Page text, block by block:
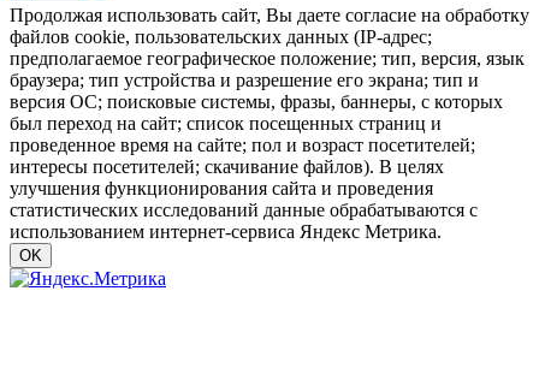
Продолжая использовать сайт, Вы даете согласие на обработку
файлов cookie, пользовательских данных (IP-адрес;
предполагаемое географическое положение; тип, версия, язык
браузера; тип устройства и разрешение его экрана; тип и
версия ОС; поисковые системы, фразы, баннеры, с которых
был переход на сайт; список посещенных страниц и
проведенное время на сайте; пол и возраст посетителей;
интересы посетителей; скачивание файлов). В целях
улучшения функционирования сайта и проведения
статистических исследований данные обрабатываются с
использованием интернет-сервиса Яндекс Метрика.
OK